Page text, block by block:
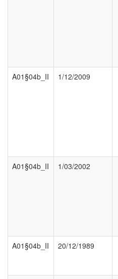
A01§04b_II
1/12/2009
A01§04b_II
1/03/2002
A01§04b_II
20/12/1989